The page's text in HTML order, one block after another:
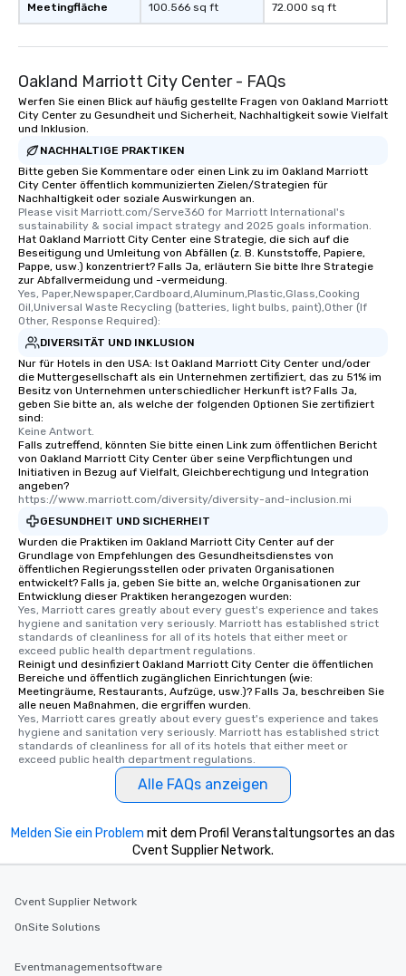
Meetingfläche 100.566 sq ft 72.000 sq ft
Oakland Marriott City Center - FAQs
Werfen Sie einen Blick auf häufig gestellte Fragen von Oakland Marriott
City Center zu Gesundheit und Sicherheit, Nachhaltigkeit sowie Vielfalt
und Inklusion.
NACHHALTIGE PRAKTIKEN
Bitte geben Sie Kommentare oder einen Link zu im Oakland Marriott
City Center öffentlich kommunizierten Zielen/Strategien für
Nachhaltigkeit oder soziale Auswirkungen an.
Please visit Marriott.com/Serve360 for Marriott International's
sustainability & social impact strategy and 2025 goals information.
Hat Oakland Marriott City Center eine Strategie, die sich auf die
Beseitigung und Umleitung von Abfällen (z. B. Kunststoffe, Papiere,
Pappe, usw.) konzentriert? Falls Ja, erläutern Sie bitte Ihre Strategie
zur Abfallvermeidung und -vermeidung.
Yes, Paper,Newspaper,Cardboard,Aluminum,Plastic,Glass,Cooking
Oil,Universal Waste Recycling (batteries, light bulbs, paint),Other (If
Other, Response Required):
DIVERSITÄT UND INKLUSION
Nur für Hotels in den USA: Ist Oakland Marriott City Center und/oder
die Muttergesellschaft als ein Unternehmen zertifiziert, das zu 51% im
Besitz von Unternehmen unterschiedlicher Herkunft ist? Falls Ja,
geben Sie bitte an, als welche der folgenden Optionen Sie zertifiziert
sind:
Keine Antwort.
Falls zutreffend, könnten Sie bitte einen Link zum öffentlichen Bericht
von Oakland Marriott City Center über seine Verpflichtungen und
Initiativen in Bezug auf Vielfalt, Gleichberechtigung und Integration
angeben?
https://www.marriott.com/diversity/diversity-and-inclusion.mi
GESUNDHEIT UND SICHERHEIT
Wurden die Praktiken im Oakland Marriott City Center auf der
Grundlage von Empfehlungen des Gesundheitsdienstes von
öffentlichen Regierungsstellen oder privaten Organisationen
entwickelt? Falls ja, geben Sie bitte an, welche Organisationen zur
Entwicklung dieser Praktiken herangezogen wurden:
Yes, Marriott cares greatly about every guest's experience and takes
hygiene and sanitation very seriously. Marriott has established strict
standards of cleanliness for all of its hotels that either meet or
exceed public health department regulations.
Reinigt und desinfiziert Oakland Marriott City Center die öffentlichen
Bereiche und öffentlich zugänglichen Einrichtungen (wie:
Meetingräume, Restaurants, Aufzüge, usw.)? Falls Ja, beschreiben Sie
alle neuen Maßnahmen, die ergriffen wurden.
Yes, Marriott cares greatly about every guest's experience and takes
hygiene and sanitation very seriously. Marriott has established strict
standards of cleanliness for all of its hotels that either meet or
exceed public health department regulations.
Alle FAQs anzeigen
Melden Sie ein Problem mit dem Profil Veranstaltungsortes an das
Cvent Supplier Network.
Cvent Supplier Network
OnSite Solutions
Eventmanagementsoftware